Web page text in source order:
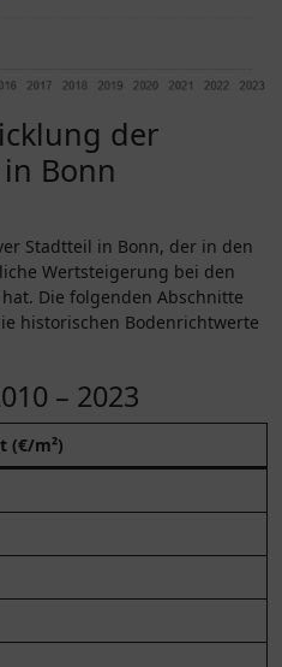
der
Bonn
Stadtteil in Bonn, der in den
Wertsteigerung bei den
Die folgenden Abschnitte
historischen Bodenrichtwerte
– 2023
(€/m²)